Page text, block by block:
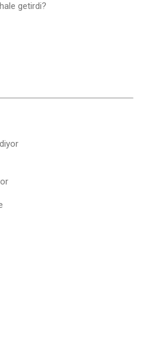
getirdi?